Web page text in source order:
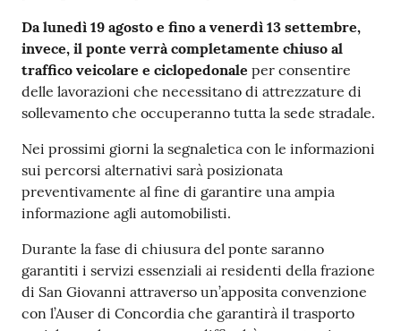
Da lunedì 19 agosto e fino a venerdì 13 settembre,
invece, il ponte verrà completamente chiuso al
traffico veicolare e ciclopedonale per consentire
delle lavorazioni che necessitano di attrezzature di
sollevamento che occuperanno tutta la sede stradale.
Nei prossimi giorni la segnaletica con le informazioni
sui percorsi alternativi sarà posizionata
preventivamente al fine di garantire una ampia
informazione agli automobilisti.
Durante la fase di chiusura del ponte saranno
garantiti i servizi essenziali ai residenti della frazione
di San Giovanni attraverso un’apposita convenzione
con l’Auser di Concordia che garantirà il trasporto